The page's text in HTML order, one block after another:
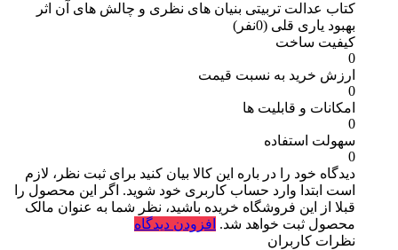
کتاب عدالت تربیتی بنیان های نظری و چالش های آن اثر
بهبود یاری قلی (0نفر)
کیفیت ساخت
0
ارزش خرید به نسبت قیمت
0
امکانات و قابلیت ها
0
سهولت استفاده
0
دیدگاه خود را در باره این کالا بیان کنید برای ثبت نظر، لازم
است ابتدا وارد حساب کاربری خود شوید. اگر این محصول را
قبلا از این فروشگاه خریده باشید، نظر شما به عنوان مالک
محصول ثبت خواهد شد. افزودن دیدگاه
نظرات کاربران